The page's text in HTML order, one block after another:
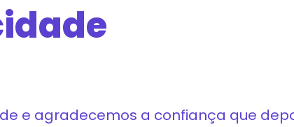
e agradecemos a confiança que